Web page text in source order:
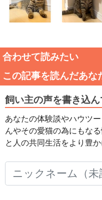
合わせて読みたい
この記事を読んだあな
飼い主の声を書き込
あなたの体験談やハウツ
んやその愛猫の為にもな
と人の共同生活をより豊